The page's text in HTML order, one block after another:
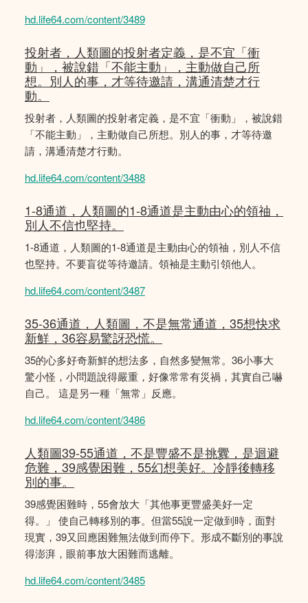
hd.life64.com/content/3489
投射者，人類圖的投射者定義，是不宜「衝
動」，被說錯「不能主動」，主動做自己所
想。別人的事，才等待邀請，溝通清楚才行
動。
投射者，人類圖的投射者定義，是不宜「衝動」，被說錯
「不能主動」，主動做自己所想。別人的事，才等待邀
請，溝通清楚才行動。
hd.life64.com/content/3488
1-8通道，人類圖的1-8通道是主動由心的領䄂，
別人不信也堅持。
1-8通道，人類圖的1-8通道是主動由心的領䄂，別人不信
也堅持。不要盲從等待邀請。領袖是主動引領他人。
hd.life64.com/content/3487
35-36通道，人類圖，不是無常通道，35想快求
新鮮，36容易驚訝恐慌。
35的心多好奇新鮮的想法多，自然多變無常。36小事大
驚小怪，小問題說得嚴重，好像常常有災禍，其實自己嚇
自己。 這是另一種「無常」反應。
hd.life64.com/content/3486
人類圖39-55通道，不是豐盛不是挑釁，是迴避
危難，39感覺困難，55幻想美好。冷靜後轉移
別的事。
39感覺困難時，55會放大「其他事更豐盛美好一定
得。」 使自己轉移別的事。但當55說一定做到時，面對
現實，39又回應困難無法做到而停下。形成不斷別的事說
得澎湃，眼前事放大困難而逃離。
hd.life64.com/content/3485